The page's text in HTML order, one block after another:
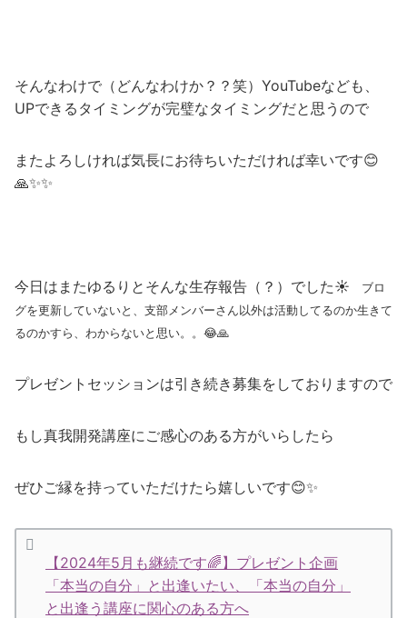
そんなわけで（どんなわけか？？笑）YouTubeなども、
UPできるタイミングが完璧なタイミングだと思うので
またよろしければ気長にお待ちいただければ幸いです😊
🙏✨✨
今日はまたゆるりとそんな生存報告（？）でした☀ ブロ
グを更新していないと、支部メンバーさん以外は活動してるのか生きて
るのかすら、わからないと思い。。😂🙏
プレゼントセッションは引き続き募集をしておりますので
もし真我開発講座にご感心のある方がいらしたら
ぜひご縁を持っていただけたら嬉しいです😊✨
【2024年5月も継続です🌈】プレゼント企画
「本当の自分」と出逢いたい、「本当の自分」
と出逢う講座に関心のある方へ